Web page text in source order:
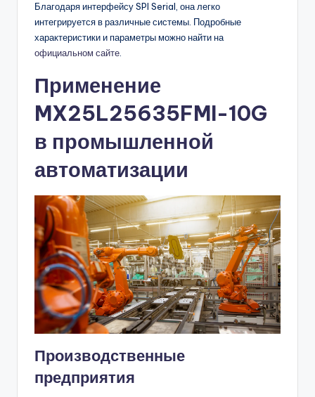
Благодаря интерфейсу SPI Serial, она легко
интегрируется в различные системы. Подробные
характеристики и параметры можно найти на
официальном сайте.
Применение
MX25L25635FMI-10G
в промышленной
автоматизации
Производственные
предприятия